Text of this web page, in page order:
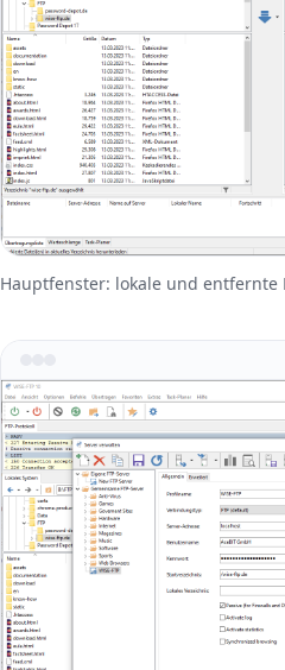
Hauptfenster: lokale und